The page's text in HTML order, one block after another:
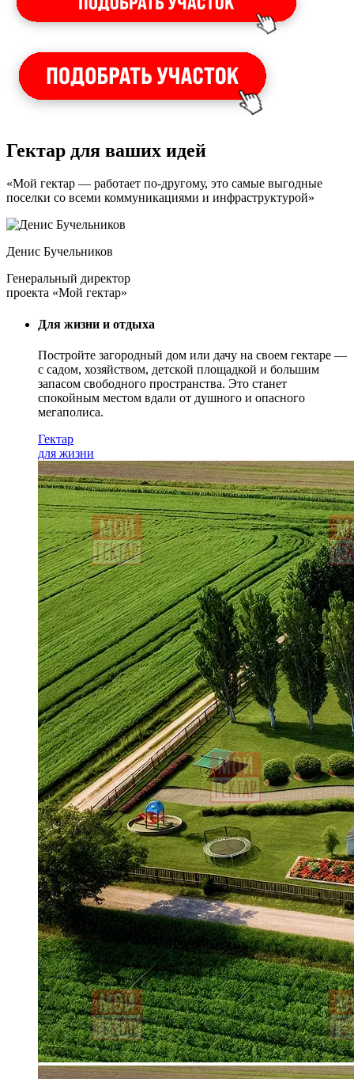
Гектар для ваших идей
«Мой гектар — работает по-другому, это самые выгодные
поселки со всеми коммуникациями и инфраструктурой»
Денис Бучельников
Генеральный директор
проекта «Мой гектар»
Для жизни и отдыха
Постройте загородный дом или дачу на своем гектаре —
с садом, хозяйством, детской площадкой и большим
запасом свободного пространства. Это станет
спокойным местом вдали от душного и опасного
мегаполиса.
Гектар
для жизни